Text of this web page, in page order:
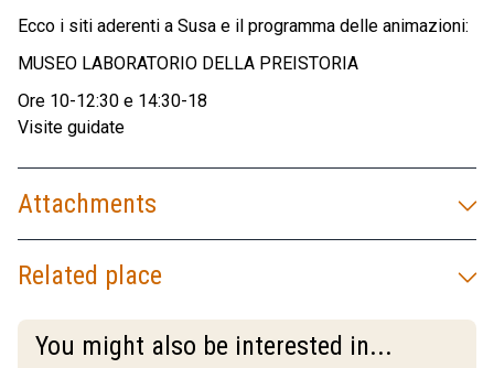
Ecco i siti aderenti a Susa e il programma delle animazioni:
MUSEO LABORATORIO DELLA PREISTORIA
Ore 10-12:30 e 14:30-18
Visite guidate
Attachments
Related place
You might also be interested in...